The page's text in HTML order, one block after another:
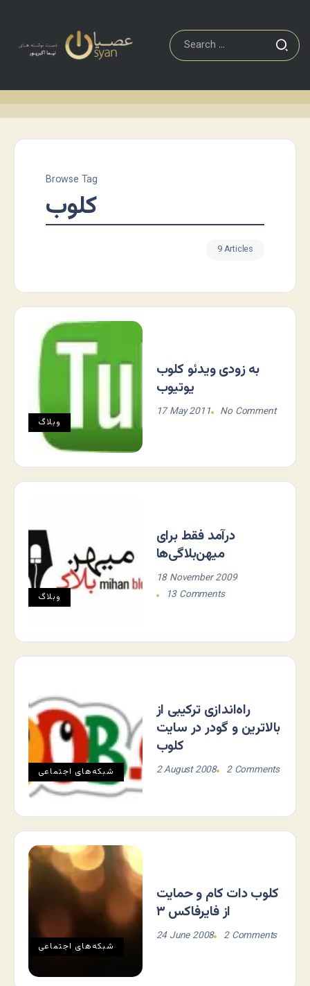
Browse Tag
کلوب
9 Articles
وبلاگ
به زودی ویدئو کلوب
یوتیوب
17 May 2011 No Comment
وبلاگ
درآمد فقط برای
میهن‌بلاگی‌ها
18 November 2009
13 Comments
شبکه‌های اجتماعی
راه‌اندازی ترکیبی از
بالاترین و گودر در سایت
کلوب
2 August 2008 2 Comments
شبکه‌های اجتماعی
کلوب دات کام و حمایت
از فایرفاکس ۳
24 June 2008 2 Comments